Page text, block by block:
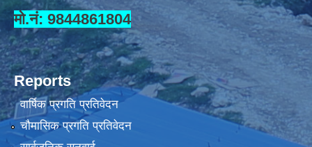
मो.नं: 9844861804
Reports
वार्षिक प्रगति प्रतिवेदन
चौमासिक प्रगति प्रतिवेदन